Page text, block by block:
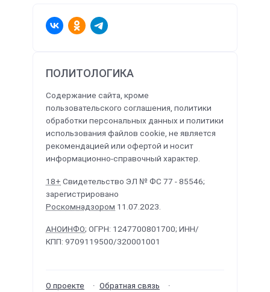
ПОЛИТОЛОГИКА
Содержание сайта, кроме
пользовательского соглашения, политики
обработки персональных данных и политики
использования файлов cookie, не является
рекомендацией или офертой и носит
информационно-справочный характер.
18+ Свидетельство ЭЛ № ФС 77 - 85546;
зарегистрировано
Роскомнадзором 11.07.2023.
АНОИНФО; ОГРН: 1247700801700; ИНН/
КПП: 9709119500/320001001
О проекте Обратная связь